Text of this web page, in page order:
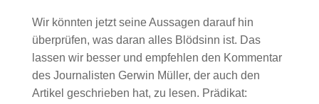
Wir könnten jetzt seine Aussagen darauf hin
überprüfen, was daran alles Blödsinn ist. Das
lassen wir besser und empfehlen den Kommentar
des Journalisten Gerwin Müller, der auch den
Artikel geschrieben hat, zu lesen. Prädikat: